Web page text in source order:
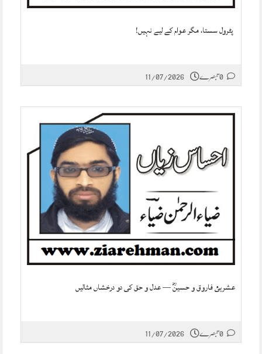
پٹرول سستا، مگر عوام کے لیے نہیں!
11/07/2026
عشرہئ فاروق و حسینؓ — عدل و حق کی دو درخشاں مثالیں
11/07/2026